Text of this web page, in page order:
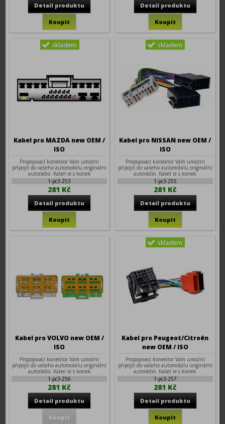
Kabel pro MAZDA new OEM /
ISO
Propojovací konektor Vám umožní
připojit do vašeho automobilu originální
autorádio. Kabel je s konek
1-pc3-253
281 Kč
Kabel pro NISSAN new OEM /
ISO
Propojovací konektor Vám umožní
připojit do vašeho automobilu originální
autorádio. Kabel je s konek
1-pc3-255
281 Kč
Kabel pro VOLVO new OEM /
ISO
Propojovací konektor Vám umožní
připojit do vašeho automobilu originální
autorádio. Kabel je s konek
1-pc3-256
281 Kč
Kabel pro Peugeot/Citroën
new OEM / ISO
Propojovací konektor Vám umožní
připojit do vašeho automobilu originální
autorádio. Kabel je s konek
1-pc3-257
281 Kč